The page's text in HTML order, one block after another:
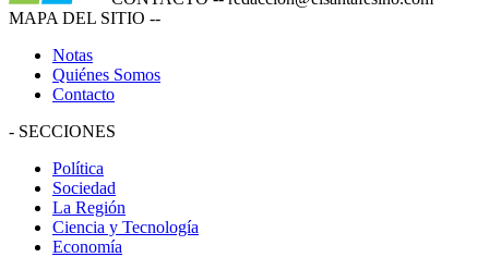
MAPA DEL SITIO --
Notas
Quiénes Somos
Contacto
- SECCIONES
Política
Sociedad
La Región
Ciencia y Tecnología
Economía